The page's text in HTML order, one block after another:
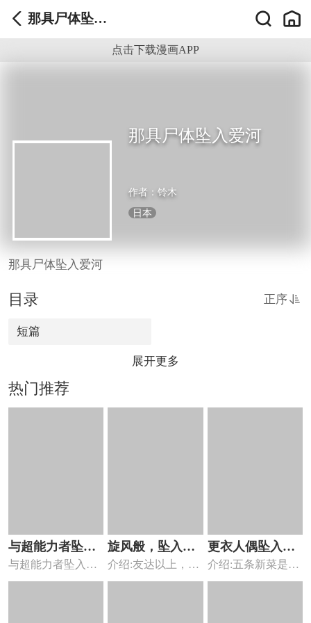
那具尸体坠入
点击下载漫画APP
那具尸体坠入爱河
作者：铃木
日本
那具尸体坠入爱河
目录 正序
短篇
展开更多
热门推荐
与超能力者坠入
爱河
与超能力者坠入爱
河漫画 ，很久以
旋风般，坠入爱
河的两人
介绍:友达以上，恋
人未满。 电波流
更衣人偶坠入爱
河
介绍:五条新菜是一
名以制作雏人偶脸